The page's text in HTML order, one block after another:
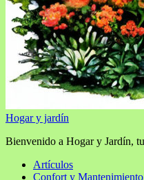
Hogar y jardín
Bienvenido a Hogar y Jardín,
Artículos
Confort y Mantenimiento